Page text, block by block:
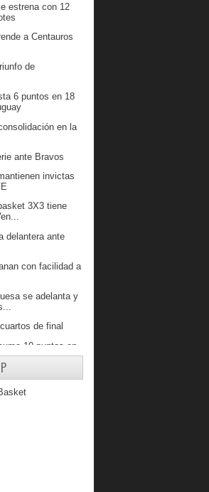
estrena con 12
a Centauros
de
6 puntos en 18
en la
ante Bravos
invictas
3X3 tiene
delantera ante
con facilidad a
se adelanta y
de final
10 puntos en
entrenadores
...